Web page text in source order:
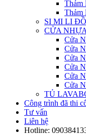
Thảm
Thảm
SI MI LI
CỬA
Cửa
Cửa
Cửa
Cửa
Cửa
Cửa
TỦ
Công trình đã thi
Tư vấn
Liên hệ
Hotline: